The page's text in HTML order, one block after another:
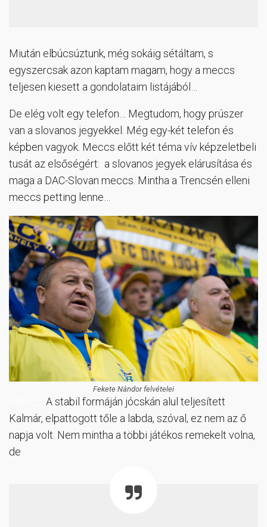
Miután elbúcsúztunk, még sokáig sétáltam, s
egyszercsak azon kaptam magam, hogy a meccs
teljesen kiesett a gondolataim listájából…
De elég volt egy telefon… Megtudom, hogy prúszer
van a slovanos jegyekkel. Még egy-két telefon és
képben vagyok. Meccs előtt két téma vív képzeletbeli
tusát az elsőségért: a slovanos jegyek elárusítása és
maga a DAC-Slovan meccs. Mintha a Trencsén elleni
meccs petting lenne…
Fekete Nándor felvételei
A stabil formáján jócskán alul teljesített
Kalmár, elpattogott tőle a labda, szóval, ez nem az ő
napja volt. Nem mintha a többi játékos remekelt volna,
de